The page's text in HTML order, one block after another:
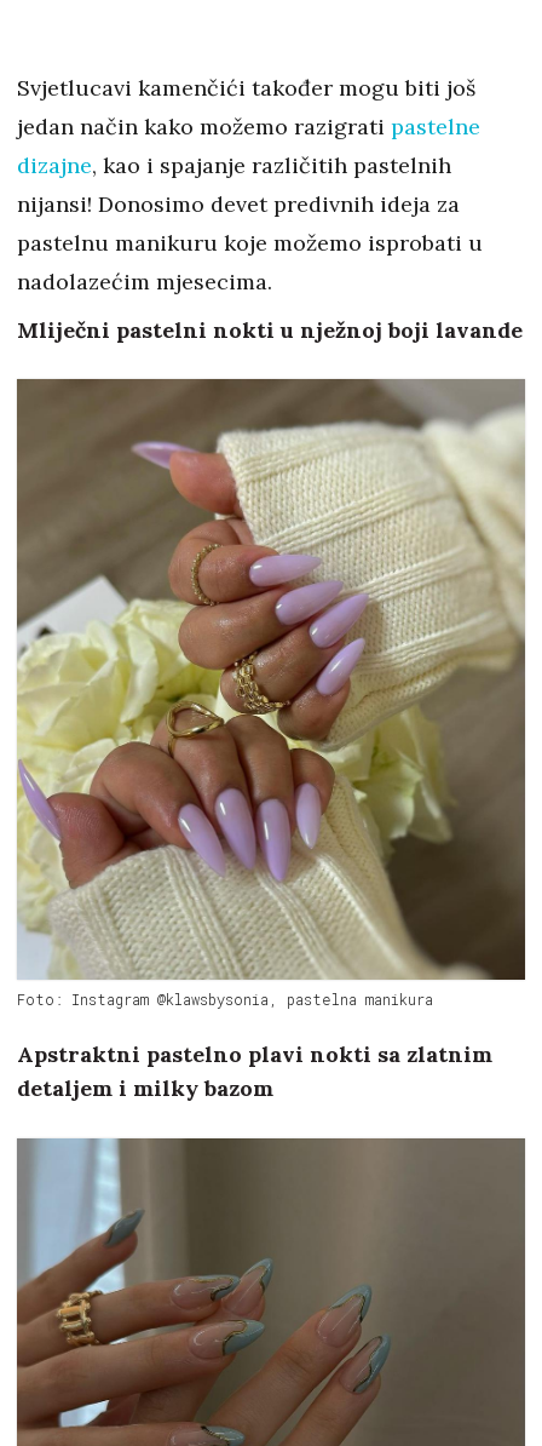
Svjetlucavi kamenčići također mogu biti još
jedan način kako možemo razigrati pastelne
dizajne, kao i spajanje različitih pastelnih
nijansi! Donosimo devet predivnih ideja za
pastelnu manikuru koje možemo isprobati u
nadolazećim mjesecima.
Mliječni pastelni nokti u nježnoj boji lavande
Foto: Instagram @klawsbysonia, pastelna manikura
Apstraktni pastelno plavi nokti sa zlatnim
detaljem i milky bazom